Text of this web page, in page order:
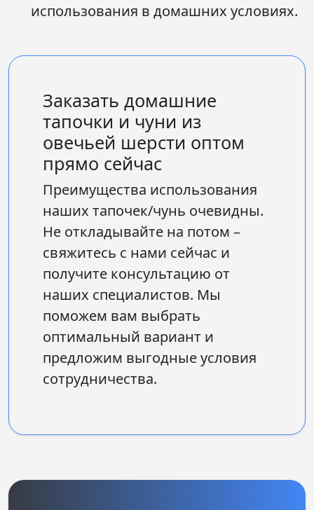
использования в домашних условиях.
Заказать домашние
тапочки и чуни из
овечьей шерсти оптом
прямо сейчас
Преимущества использования
наших тапочек/чунь очевидны.
Не откладывайте на потом –
свяжитесь с нами сейчас и
получите консультацию от
наших специалистов. Мы
поможем вам выбрать
оптимальный вариант и
предложим выгодные условия
сотрудничества.